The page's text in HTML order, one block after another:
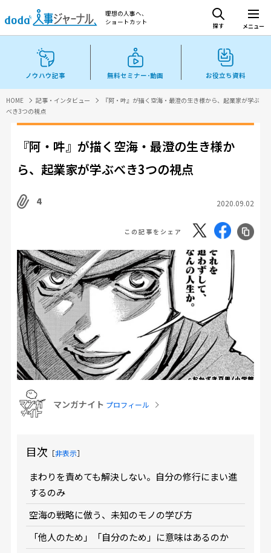
理想の人事へ、
ショートカット
探す メニュー
ノウハウ記事 無料セミナー･動画 お役立ち資料
HOME 記事・インタビュー
『阿・吽』が描く空海・最澄の生き様から、起業家が学ぶ
べき3つの視点
『阿・吽』が描く空海・最澄の生き様か
ら、起業家が学ぶべき3つの視点
4 2020.09.02
この記事をシェア
マンガナイト プロフィール
目次 ［非表示］
まわりを責めても解決しない。自分の修行にまい進
するのみ
空海の戦略に倣う、未知のモノの学び方
「他人のため」「自分のため」に意味はあるのか